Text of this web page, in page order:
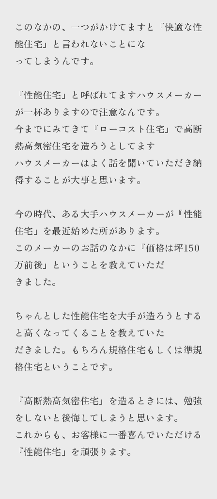
このなかの、一つがかけてますと『快適な性
能住宅』と言われないことにな
ってしまうんです。
『性能住宅』と呼ばれてますハウスメーカー
が一杯ありますので注意なんです。
今までにみてきて『ローコスト住宅』で高断
熱高気密住宅を造ろうとしてます
ハウスメーカーはよく話を聞いていただき納
得することが大事と思います。
今の時代、ある大手ハウスメーカーが『性能
住宅』を最近始めた所があります。
このメーカーのお話のなかに『価格は坪150
万前後』ということを教えていただ
きました。
ちゃんとした性能住宅を大手が造ろうとする
と高くなってくることを教えていた
だきました。もちろん規格住宅もしくは準規
格住宅ということです。
『高断熱高気密住宅』を造るときには、勉強
をしないと後悔してしまうと思います。
これからも、お客様に一番喜んでいただける
『性能住宅』を頑張ります。